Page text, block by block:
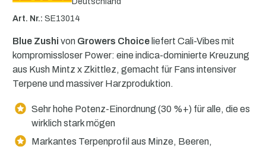
Art. Nr.: SE13014
Blue Zushi von Growers Choice liefert Cali-Vibes mit
kompromissloser Power: eine indica-dominierte Kreuzung
aus Kush Mintz x Zkittlez, gemacht für Fans intensiver
Terpene und massiver Harzproduktion.
Sehr hohe Potenz-Einordnung (30 %+) für alle, die es
wirklich stark mögen
Markantes Terpenprofil aus Minze, Beeren,